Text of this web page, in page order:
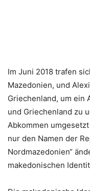
Im Juni 2018 trafen
Mazedonien, und
Griechenland, um ein
und Griechenland zu
Abkommen
nur den Namen der
Nordmazedonien“
makedonischen